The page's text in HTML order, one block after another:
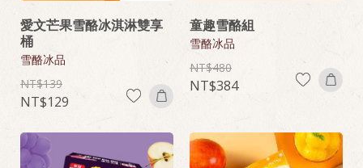
愛文芒果雪酪冰淇淋雙享
桶
雪酪冰品
139
129
童趣雪酪組
雪酪冰品
480
384